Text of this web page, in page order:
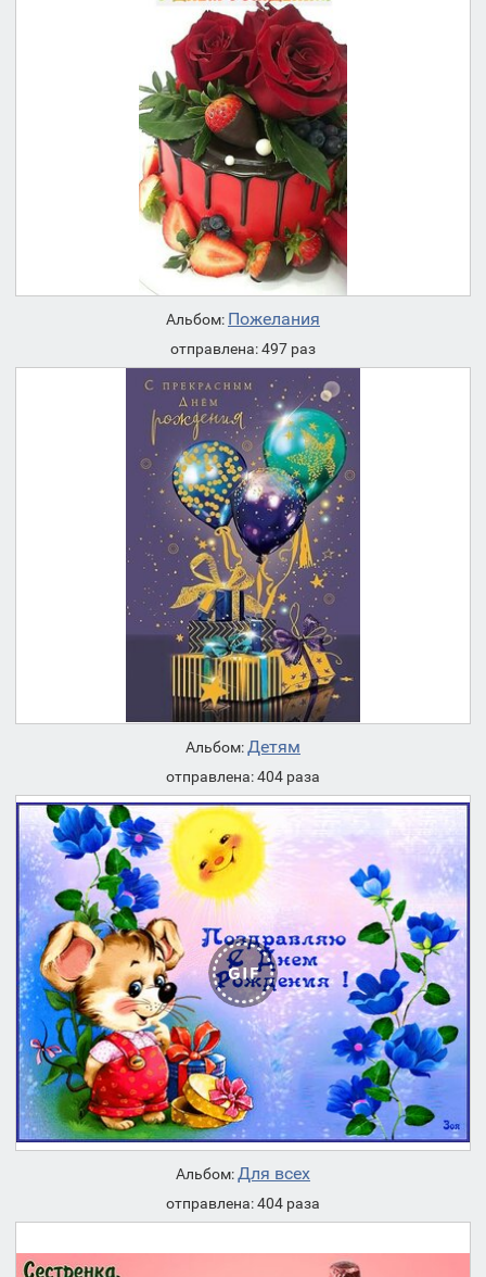
Альбом: Пожелания
отправлена: 497 раз
Альбом:Детям
отправлена: 404 раза
Альбом:Для всех
отправлена: 404 раза